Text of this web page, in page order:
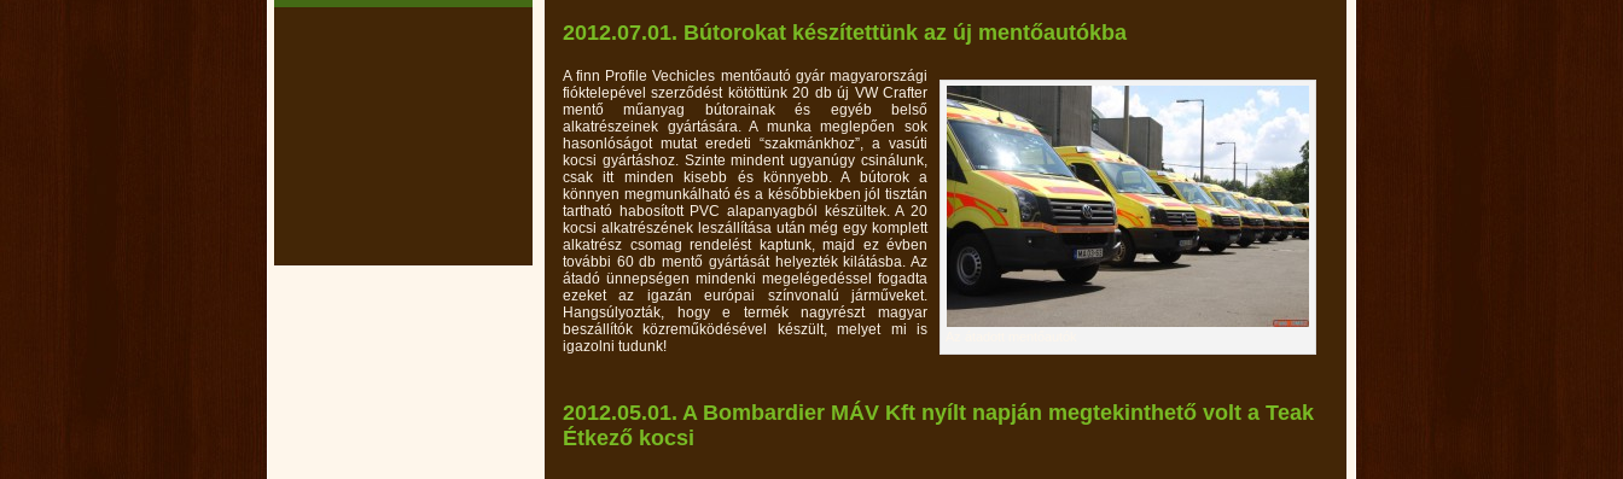
2012.07.01. Bútorokat készítettünk az új mentőautókba
A finn Profile Vechicles mentőautó gyár magyarországi
fióktelepével szerződést kötöttünk 20 db új VW Crafter
mentő műanyag bútorainak és egyéb belső
alkatrészeinek gyártására. A munka meglepően sok
hasonlóságot mutat eredeti “szakmánkhoz”, a vasúti
kocsi gyártáshoz. Szinte mindent ugyanúgy csinálunk,
csak itt minden kisebb és könnyebb. A bútorok a
könnyen megmunkálható és a későbbiekben jól tisztán
tartható habosított PVC alapanyagból készültek. A 20
kocsi alkatrészének leszállítása után még egy komplett
alkatrész csomag rendelést kaptunk, majd ez évben
további 60 db mentő gyártását helyezték kilátásba. Az
átadó ünnepségen mindenki megelégedéssel fogadta
ezeket az igazán európai színvonalú járműveket.
Hangsúlyozták, hogy e termék nagyrészt magyar
beszállítók közreműködésével készült, melyet mi is
igazolni tudunk!
2012.05.01. A Bombardier MÁV Kft nyílt napján megtekinthető volt a Teak
Étkező kocsi